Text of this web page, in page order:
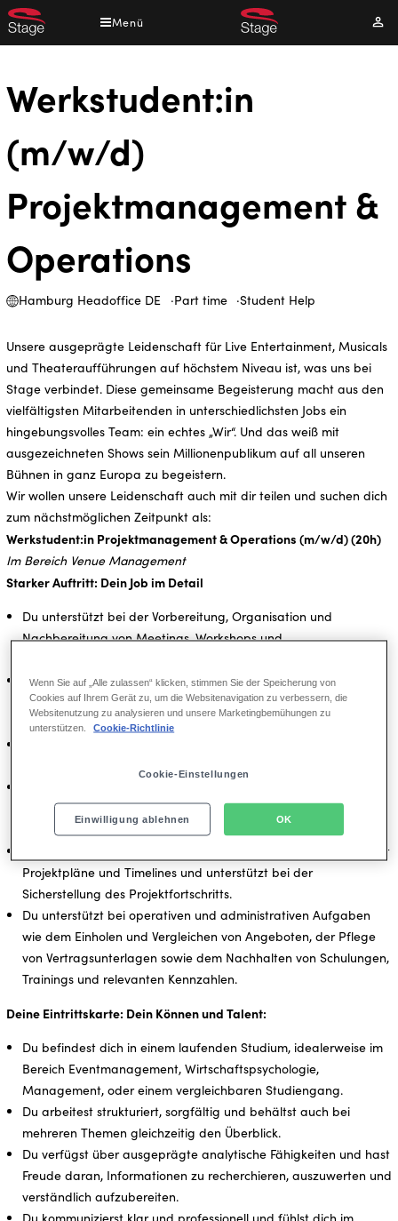
Direkt
zum
Menü
Werkstudent:in
(m/w/d)
Projektmanagement &
Operations
Hamburg Headoffice DE Part time Student Help
Unsere ausgeprägte Leidenschaft für Live Entertainment, Musicals
und Theateraufführungen auf höchstem Niveau ist, was uns bei
Stage verbindet. Diese gemeinsame Begeisterung macht aus den
vielfältigsten Mitarbeitenden in unterschiedlichsten Jobs ein
hingebungsvolles Team: ein echtes „Wir“. Und das weiß mit
ausgezeichneten Shows sein Millionenpublikum auf all unseren
Bühnen in ganz Europa zu begeistern.
Wir wollen unsere Leidenschaft auch mit dir teilen und suchen dich
zum nächstmöglichen Zeitpunkt als:
Werkstudent:in Projektmanagement & Operations (m/w/d) (20h)
Im Bereich Venue Management
Starker Auftritt: Dein Job im Detail
Du unterstützt bei der Vorbereitung, Organisation und
Nachbereitung von Meetings, Workshops und
Du recherchierst und analysierst strategische Fragestellungen
rund um die Bereiche Guest Journey und Front-of-House und
bereitest Erkenntnisse adressatengerecht auf.
Analysen und hilfst dabei, datenbasierte
Handlungsempfehlungen abzuleiten.
Du begleitest Projekte organisatorisch und administrativ, pflegst
Projektpläne und Timelines und unterstützt bei der
Sicherstellung des Projektfortschritts.
Du unterstützt bei operativen und administrativen Aufgaben
wie dem Einholen und Vergleichen von Angeboten, der Pflege
von Vertragsunterlagen sowie dem Nachhalten von Schulungen,
Trainings und relevanten Kennzahlen.
Deine Eintrittskarte: Dein Können und Talent:
Du befindest dich in einem laufenden Studium, idealerweise im
Bereich Eventmanagement, Wirtschaftspsychologie,
Management, oder einem vergleichbaren Studiengang.
Du arbeitest strukturiert, sorgfältig und behältst auch bei
mehreren Themen gleichzeitig den Überblick.
Du verfügst über ausgeprägte analytische Fähigkeiten und hast
Freude daran, Informationen zu recherchieren, auszuwerten und
verständlich aufzubereiten.
Wenn Sie auf „Alle zulassen“ klicken, stimmen Sie der Speicherung von
Cookies auf Ihrem Gerät zu, um die Websitenavigation zu verbessern, die
Websitenutzung zu analysieren und unsere Marketingbemühungen zu
unterstützen.
Cookie-Richtlinie
Cookie-Einstellungen
Einwilligung ablehnen OK